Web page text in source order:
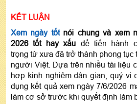
KẾT LUẬN
Xem ngày tốtnói chung và xem
2026 tốt hay xấu để tiến hành
trọng từ xưa đã trở thành phong tục
người Việt. Dựa trên nhiều tài liệu
hợp kinh nghiệm dân gian, quý vị
dụng kết quả xem ngày 7/6/2026
làm cơ sở trước khi quyết định làm